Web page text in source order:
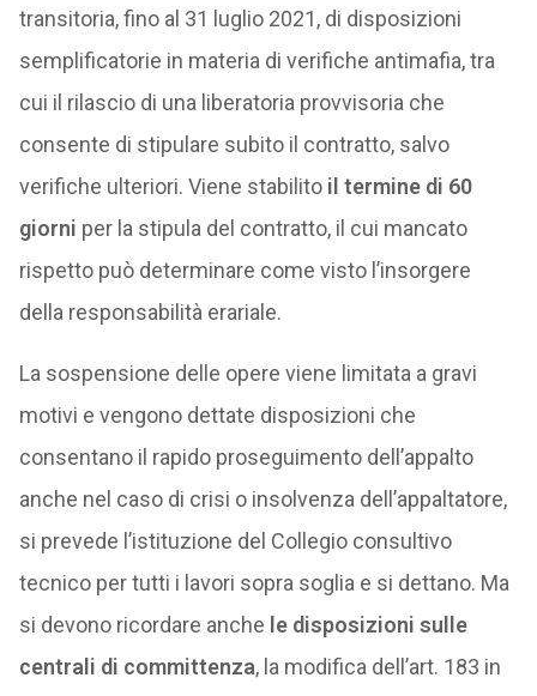
transitoria, fino al 31 luglio 2021, di disposizioni
semplificatorie in materia di verifiche antimafia, tra
cui il rilascio di una liberatoria provvisoria che
consente di stipulare subito il contratto, salvo
verifiche ulteriori. Viene stabilitoil termine di 60
giorni per la stipula del contratto, il cui mancato
rispetto può determinare come visto l’insorgere
della responsabilità erariale.
La sospensione delle opere viene limitata a gravi
motivi e vengono dettate disposizioni che
consentano il rapido proseguimento dell’appalto
anche nel caso di crisi o insolvenza dell’appaltatore,
si prevede l’istituzione del Collegio consultivo
tecnico per tutti i lavori sopra soglia e si dettano. Ma
si devono ricordare anche le disposizioni sulle
centrali di committenza, la modifica dell’art. 183 in